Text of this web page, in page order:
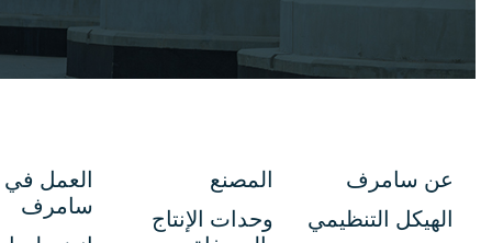
عن سامرف
الهيكل التنظيمي
المصنع
وحدات الإنتاج
العمل في
سامرف